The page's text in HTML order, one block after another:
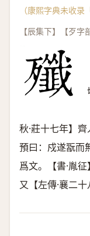
（康熙字典未收
【辰集下】【歹
秋·莊十七年】
預曰：戍遂翫而
爲文。【書·胤
又【左傳·襄二